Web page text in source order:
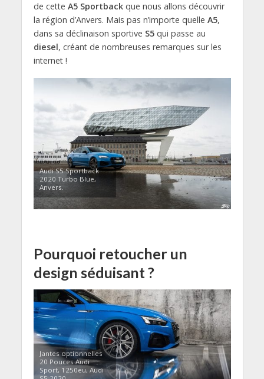
de cette A5 Sportbackque nous allons découvrir
la région d’Anvers. Mais pas n’importe quelle A5,
dans sa déclinaison sportive S5qui passe au
diesel, créant de nombreuses remarques sur les
internet !
Audi S5 Sportback
2020 Turbo Blue,
Anvers.
Pourquoi retoucher un
design séduisant ?
Jantes optionnelles
20 Pouces Audi
Sport, 1250eu, Audi